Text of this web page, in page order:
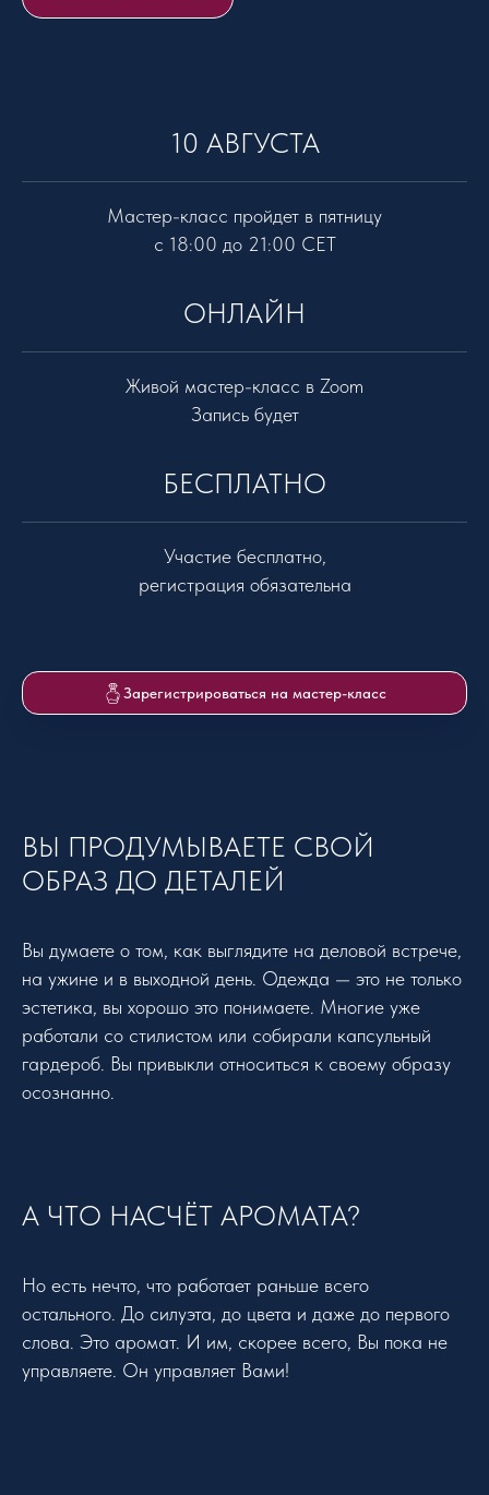
10 АВГУСТА
Мастер-класс пройдет в пятницу
с 18:00 до 21:00 СET
ОНЛАЙН
Живой мастер-класс в Zoom
Запись будет
БЕСПЛАТНО
Участие бесплатно,
регистрация обязательна
Зарегистрироваться на мастер-класс
ВЫ ПРОДУМЫВАЕТЕ СВОЙ
ОБРАЗ ДО ДЕТАЛЕЙ
Вы думаете о том, как выглядите на деловой встрече,
на ужине и в выходной день. Одежда — это не только
эстетика, вы хорошо это понимаете. Многие уже
работали со стилистом или собирали капсульный
гардероб. Вы привыкли относиться к своему образу
осознанно.
А ЧТО НАСЧЁТ АРОМАТА?
Но есть нечто, что работает раньше всего
остального. До силуэта, до цвета и даже до первого
слова. Это аромат. И им, скорее всего, Вы пока не
управляете. Он управляет Вами!